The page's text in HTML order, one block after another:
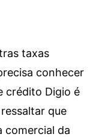
taxas
conhecer
crédito Digio é
que
comercial da